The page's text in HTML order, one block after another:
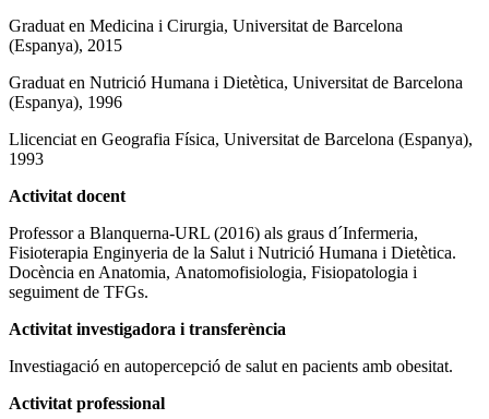
Graduat en Medicina i Cirurgia, Universitat de Barcelona
(Espanya), 2015
Graduat en Nutrició Humana i Dietètica, Universitat de Barcelona
(Espanya), 1996
Llicenciat en Geografia Física, Universitat de Barcelona (Espanya),
1993
Activitat docent
Professor a Blanquerna-URL (2016) als graus d´Infermeria,
Fisioterapia Enginyeria de la Salut i Nutrició Humana i Dietètica.
Docència en Anatomia, Anatomofisiologia, Fisiopatologia i
seguiment de TFGs.
Activitat investigadora i transferència
Investiagació en autopercepció de salut en pacients amb obesitat.
Activitat professional